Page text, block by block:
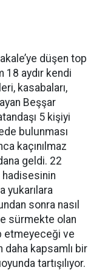
düşen top
18 aydır kendi
kasabaları,
Beşşar
5 kişiyi
bulunması
kaçınılmaz
geldi. 22
hadisesinin
yukarılara
sonra nasıl
sürmekte olan
etmeyeceği ve
daha kapsamlı bir
tartışılıyor.